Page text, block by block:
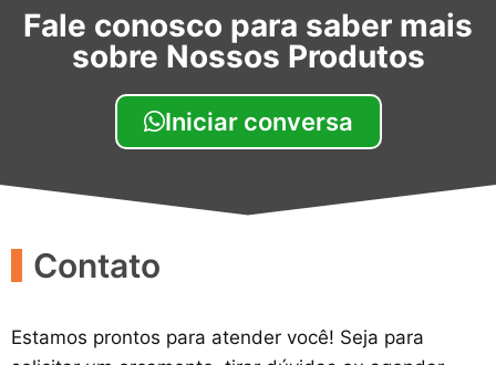
Fale conosco para saber mais
sobre Nossos Produtos
Iniciar conversa
Contato
Estamos prontos para atender você! Seja para